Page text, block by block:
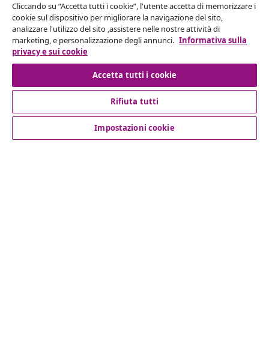
Recesso dal contratto
Invia una richiesta di recesso per il tuo ordine.
Recesso dal contratto
Servizio clienti
Cliccando su “Accetta tutti i cookie”, l'utente accetta di memorizzare i
cookie sul dispositivo per migliorare la navigazione del sito,
analizzare l'utilizzo del sito ,assistere nelle nostre attività di
marketing, e personalizzazione degli annunci. Informativa sulla
privacy e sui cookie
Accetta tutti i cookie
Rifiuta tutti
Impostazioni cookie